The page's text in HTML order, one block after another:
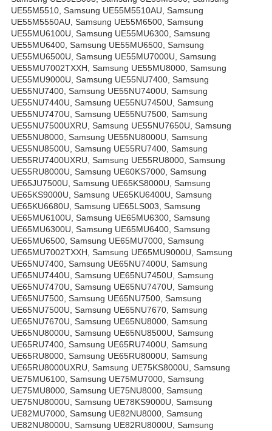
UE55M5510, Samsung UE55M5510AU, Samsung
UE55M5550AU, Samsung UE55M6500, Samsung
UE55MU6100U, Samsung UE55MU6300, Samsung
UE55MU6400, Samsung UE55MU6500, Samsung
UE55MU6500U, Samsung UE55MU7000U, Samsung
UE55MU7002TXXH, Samsung UE55MU8000, Samsung
UE55MU9000U, Samsung UE55NU7400, Samsung
UE55NU7400, Samsung UE55NU7400U, Samsung
UE55NU7440U, Samsung UE55NU7450U, Samsung
UE55NU7470U, Samsung UE55NU7500, Samsung
UE55NU7500UXRU, Samsung UE55NU7650U, Samsung
UE55NU8000, Samsung UE55NU8000U, Samsung
UE55NU8500U, Samsung UE55RU7400, Samsung
UE55RU7400UXRU, Samsung UE55RU8000, Samsung
UE55RU8000U, Samsung UE60KS7000, Samsung
UE65JU7500U, Samsung UE65KS8000U, Samsung
UE65KS9000U, Samsung UE65KU6400U, Samsung
UE65KU6680U, Samsung UE65LS003, Samsung
UE65MU6100U, Samsung UE65MU6300, Samsung
UE65MU6300U, Samsung UE65MU6400, Samsung
UE65MU6500, Samsung UE65MU7000, Samsung
UE65MU7002TXXH, Samsung UE65MU9000U, Samsung
UE65NU7400, Samsung UE65NU7400U, Samsung
UE65NU7440U, Samsung UE65NU7450U, Samsung
UE65NU7470U, Samsung UE65NU7470U, Samsung
UE65NU7500, Samsung UE65NU7500, Samsung
UE65NU7500U, Samsung UE65NU7670, Samsung
UE65NU7670U, Samsung UE65NU8000, Samsung
UE65NU8000U, Samsung UE65NU8500U, Samsung
UE65RU7400, Samsung UE65RU7400U, Samsung
UE65RU8000, Samsung UE65RU8000U, Samsung
UE65RU8000UXRU, Samsung UE75KS8000U, Samsung
UE75MU6100, Samsung UE75MU7000, Samsung
UE75MU8000, Samsung UE75NU8000, Samsung
UE75NU8000U, Samsung UE78KS9000U, Samsung
UE82MU7000, Samsung UE82NU8000, Samsung
UE82NU8000U, Samsung UE82RU8000U, Samsung